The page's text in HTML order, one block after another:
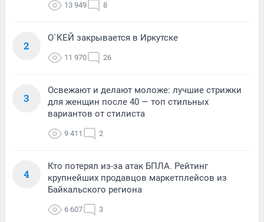
13 949 8
2
О`КЕЙ закрывается в Иркутске
11 970 26
3
Освежают и делают моложе: лучшие стрижки
для женщин после 40 — топ стильных
вариантов от стилиста
9 411 2
4
Кто потерял из-за атак БПЛА. Рейтинг
крупнейших продавцов маркетплейсов из
Байкальского региона
6 607 3